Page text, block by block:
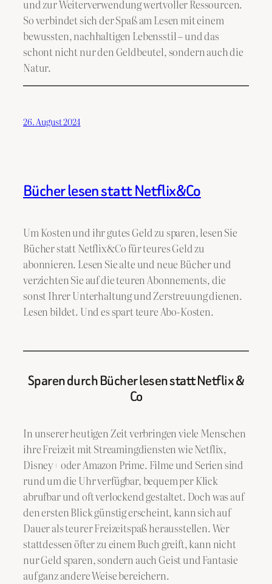
und zur Weiterverwendung wertvoller Ressourcen.
So verbindet sich der Spaß am Lesen mit einem
bewussten, nachhaltigen Lebensstil – und das
schont nicht nur den Geldbeutel, sondern auch die
Natur.
26. August 2024
Bücher lesen statt Netflix&Co
Um Kosten und ihr gutes Geld zu sparen, lesen Sie
Bücher statt Netflix&Co für teures Geld zu
abonnieren. Lesen Sie alte und neue Bücher und
verzichten Sie auf die teuren Abonnements, die
sonst Ihrer Unterhaltung und Zerstreuung dienen.
Lesen bildet. Und es spart teure Abo-Kosten.
Sparen durch Bücher lesen statt Netflix &
Co
In unserer heutigen Zeit verbringen viele Menschen
ihre Freizeit mit Streamingdiensten wie Netflix,
Disney+ oder Amazon Prime. Filme und Serien sind
rund um die Uhr verfügbar, bequem per Klick
abrufbar und oft verlockend gestaltet. Doch was auf
den ersten Blick günstig erscheint, kann sich auf
Dauer als teurer Freizeitspaß herausstellen. Wer
stattdessen öfter zu einem Buch greift, kann nicht
nur Geld sparen, sondern auch Geist und Fantasie
auf ganz andere Weise bereichern.